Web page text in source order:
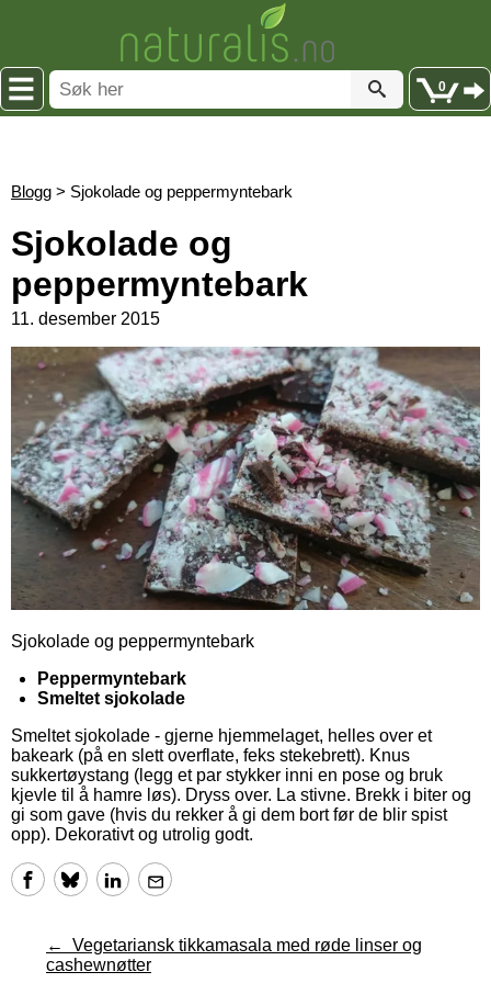
0
Blogg > Sjokolade og peppermyntebark
Sjokolade og
peppermyntebark
11. desember 2015
Sjokolade og peppermyntebark
Peppermyntebark
Smeltet sjokolade
Smeltet sjokolade - gjerne hjemmelaget, helles over et
bakeark (på en slett overflate, feks stekebrett). Knus
sukkertøystang (legg et par stykker inni en pose og bruk
kjevle til å hamre løs). Dryss over. La stivne. Brekk i biter og
gi som gave (hvis du rekker å gi dem bort før de blir spist
opp). Dekorativt og utrolig godt.
Vegetariansk tikkamasala med røde linser og
cashewnøtter